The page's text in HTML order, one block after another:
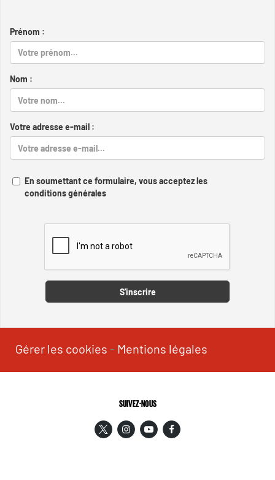
Prénom :
Nom :
Votre adresse e-mail :
En soumettant ce formulaire, vous acceptez les
conditions générales
S'inscrire
Gérer les cookies - Mentions légales
SUIVEZ-NOUS